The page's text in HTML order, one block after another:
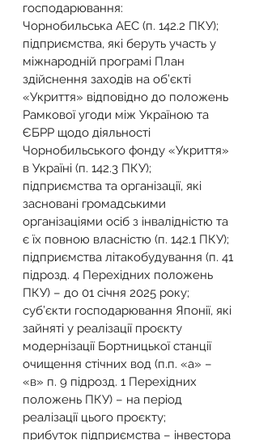
господарювання:
Чорнобильська АЕС (п. 142.2 ПКУ);
підприємства, які беруть участь у
міжнародній програмі План
здійснення заходів на об’єкті
«Укриття» відповідно до положень
Рамкової угоди між Україною та
ЄБРР щодо діяльності
Чорнобильського фонду «Укриття»
в Україні (п. 142.3 ПКУ);
підприємства та організації, які
засновані громадськими
організаціями осіб з інвалідністю та
є їх повною власністю (п. 142.1 ПКУ);
підприємства літакобудування (п. 41
підрозд. 4 Перехідних положень
ПКУ) – до 01 січня 2025 року;
суб’єкти господарювання Японії, які
зайняті у реалізації проєкту
модернізації Бортницької станції
очищення стічних вод (п.п. «а» –
«в» п. 9 підрозд. 1 Перехідних
положень ПКУ) – на період
реалізації цього проєкту;
прибуток підприємства – інвестора